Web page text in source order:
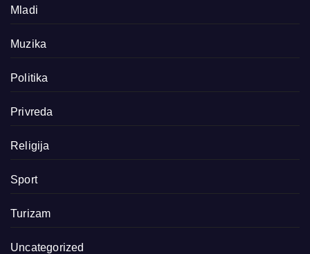
Mladi
Muzika
Politika
Privreda
Religija
Sport
Turizam
Uncategorized